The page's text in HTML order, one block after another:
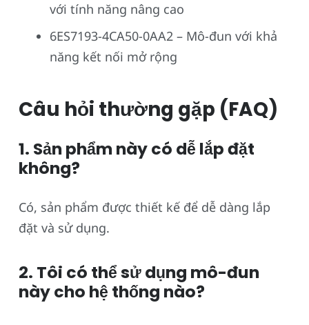
với tính năng nâng cao
6ES7193-4CA50-0AA2 – Mô-đun với khả
năng kết nối mở rộng
Câu hỏi thường gặp (FAQ)
1. Sản phẩm này có dễ lắp đặt
không?
Có, sản phẩm được thiết kế để dễ dàng lắp
đặt và sử dụng.
2. Tôi có thể sử dụng mô-đun
này cho hệ thống nào?